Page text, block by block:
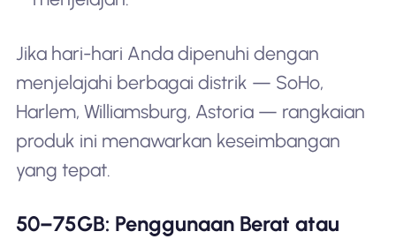
Jika hari-hari Anda dipenuhi dengan
menjelajahi berbagai distrik — SoHo,
Harlem, Williamsburg, Astoria — rangkaian
produk ini menawarkan keseimbangan
yang tepat.
50–75GB: Penggunaan Berat atau